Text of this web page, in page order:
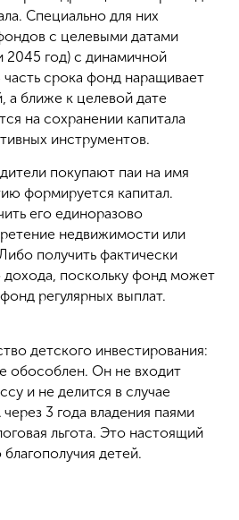
Специально для них
с целевыми датами
2045 год) с динамичной
срока фонд наращивает
а ближе к целевой дате
на сохранении капитала
инструментов.
покупают паи на имя
формируется капитал.
его единоразово
недвижимости или
получить фактически
дохода, поскольку фонд может
регулярных выплат.
детского инвестирования:
обособлен. Он не входит
и не делится в случае
3 года владения паями
льгота. Это настоящий
детей.